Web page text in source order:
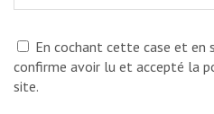
En cochant cette case et
confirme avoir lu et accepté la
site.